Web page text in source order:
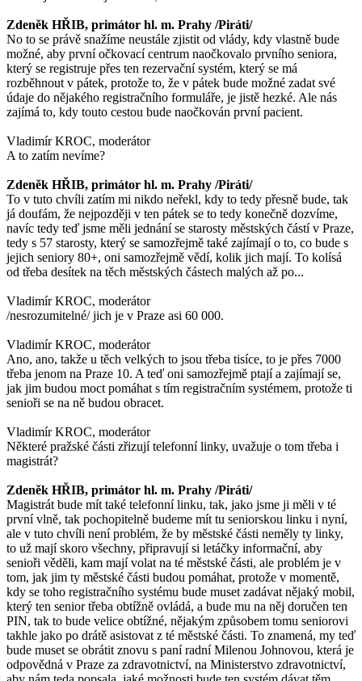
Zdeněk HŘIB, primátor hl. m. Prahy /Piráti/
No to se právě snažíme neustále zjistit od vlády, kdy vlastně bude
možné, aby první očkovací centrum naočkovalo prvního seniora,
který se registruje přes ten rezervační systém, který se má
rozběhnout v pátek, protože to, že v pátek bude možné zadat své
údaje do nějakého registračního formuláře, je jistě hezké. Ale nás
zajímá to, kdy touto cestou bude naočkován první pacient.
Vladimír KROC, moderátor
A to zatím nevíme?
Zdeněk HŘIB, primátor hl. m. Prahy /Piráti/
To v tuto chvíli zatím mi nikdo neřekl, kdy to tedy přesně bude, tak
já doufám, že nejpozději v ten pátek se to tedy konečně dozvíme,
navíc tedy teď jsme měli jednání se starosty městských částí v Praze,
tedy s 57 starosty, který se samozřejmě také zajímají o to, co bude s
jejich seniory 80+, oni samozřejmě vědí, kolik jich mají. To kolísá
od třeba desítek na těch městských částech malých až po...
Vladimír KROC, moderátor
/nesrozumitelné/ jich je v Praze asi 60 000.
Vladimír KROC, moderátor
Ano, ano, takže u těch velkých to jsou třeba tisíce, to je přes 7000
třeba jenom na Praze 10. A teď oni samozřejmě ptají a zajímají se,
jak jim budou moct pomáhat s tím registračním systémem, protože ti
senioři se na ně budou obracet.
Vladimír KROC, moderátor
Některé pražské části zřizují telefonní linky, uvažuje o tom třeba i
magistrát?
Zdeněk HŘIB, primátor hl. m. Prahy /Piráti/
Magistrát bude mít také telefonní linku, tak, jako jsme ji měli v té
první vlně, tak pochopitelně budeme mít tu seniorskou linku i nyní,
ale v tuto chvíli není problém, že by městské části neměly ty linky,
to už mají skoro všechny, připravují si letáčky informační, aby
senioři věděli, kam mají volat na té městské části, ale problém je v
tom, jak jim ty městské části budou pomáhat, protože v momentě,
kdy se toho registračního systému bude muset zadávat nějaký mobil,
který ten senior třeba obtížně ovládá, a bude mu na něj doručen ten
PIN, tak to bude velice obtížné, nějakým způsobem tomu seniorovi
takhle jako po drátě asistovat z té městské části. To znamená, my teď
bude muset se obrátit znovu s paní radní Milenou Johnovou, která je
odpovědná v Praze za zdravotnictví, na Ministerstvo zdravotnictví,